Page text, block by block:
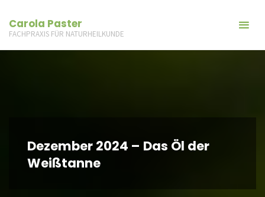
Carola Paster
FACHPRAXIS FÜR NATURHEILKUNDE
Dezember 2024 – Das Öl der
Weißtanne